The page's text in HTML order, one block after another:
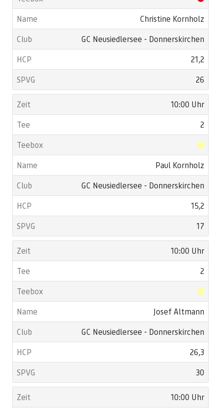
Christine Kornholz
GC Neusiedlersee - Donnerskirchen
21,2
26
10:00 Uhr
2
Paul Kornholz
GC Neusiedlersee - Donnerskirchen
15,2
17
10:00 Uhr
2
Josef Altmann
GC Neusiedlersee - Donnerskirchen
26,3
30
10:00 Uhr